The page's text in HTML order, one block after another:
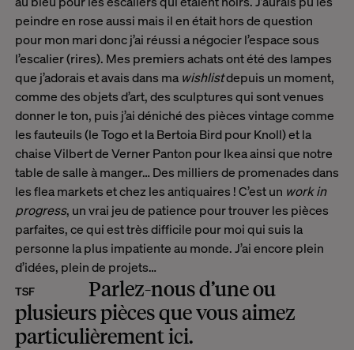
peindre en rose aussi mais il en était hors de question
pour mon mari donc j’ai réussi a négocier l’espace sous
l’escalier (rires). Mes premiers achats ont été des lampes
que j’adorais et avais dans ma wishlistdepuis un moment,
comme des objets d’art, des sculptures qui sont venues
donner le ton, puis j’ai déniché des pièces vintage comme
les fauteuils (le Togo et la Bertoia Bird pour Knoll) et la
chaise Vilbert de Verner Panton pour Ikea ainsi que notre
table de salle à manger… Des milliers de promenades dans
les flea markets et chez les antiquaires ! C’est un work in
progress, un vrai jeu de patience pour trouver les pièces
parfaites, ce qui est très difficile pour moi qui suis la
personne la plus impatiente au monde. J’ai encore plein
d’idées, plein de projets…
TSF
Parlez-nous d’une ou
plusieurs pièces que vous aimez
particulièrement ici.